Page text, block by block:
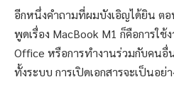
อีกหนึ่งคำถามที่ผมบังเอิญได้ยิน ต
พูดเรื่อง MacBook M1 ก็คือการใ
Office หรือการทำงานร่วมกับคนอื่
ทั้งระบบ การเปิดเอกสารจะเป็นอย่